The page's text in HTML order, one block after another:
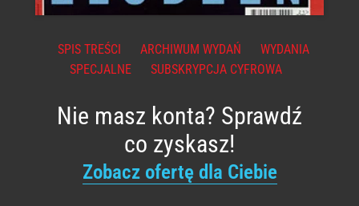
SPIS TREŚCI ARCHIWUM WYDAŃ
WYDANIA
SPECJALNE
SUBSKRYPCJA CYFROWA
Nie masz konta? Sprawdź
co zyskasz!
Zobacz ofertę dla Ciebie